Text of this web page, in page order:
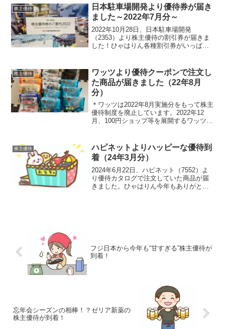
優待内容毎年12月末時点の株主を対象に
バリューカフェ...
株主優待
日本駐車場開発より優待券が届き
ました～2022年7月分～
2022年10月28日、日本駐車場開発
（2353）より株主優待の割引券が届きま
した！ひゃはりん各種割引券がいっぱ
５枚（2）日本スキー場開発が運営するリ
フト利用...
株主優待
ワッツより優待クーポンで注文し
た商品が届きました（22年8月
分）
＊ワッツは2022年8月実施分をもって株主
優待制度を廃止しています。2022年12
月、100円ショップ等を展開するワッツ
注文した商品です油よごれクリーナー×３
個お掃...
株主優待
ハピネットよりハッピーな優待到
着（24年3月分）
2024年6月22日、ハピネット（7552）よ
り優待カタログで注文していた商品が届
きました。ひゃはりん今年もありがとう
フジ日本から今年も“甘すぎる”株主優待が
到着！
忘年会シーズンの相棒！？ゼリア新薬の
株主優待が到着！